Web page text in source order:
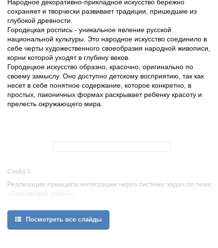
Народное декоративно-прикладное искусство бережно
сохраняет и творчески развивает традиции, пришедшие из
глубокой древности.
Городецкая роспись - уникальное явление русской
национальной культуры. Это народное искусство соединило в
себе черты художественного своеобразия народной живописи,
корни которой уходят в глубину веков.
Городецкое искусство образно, красочно, оригинально по
своему замыслу. Оно доступно детскому восприятию, так как
несет в себе понятное содержание, которое конкретно, в
простых, лаконичных формах раскрывает ребенку красоту и
прелесть окружающего мира.
Слайд 3
Реализация принципа интеграции через систему задач по теме
«Городецкие узоры»
Образовательные задачи (из ООП)
Социально – коммуникативное развитие
Расширение знаний детей о профессиях художница и резчик по
Посмотреть все слайды